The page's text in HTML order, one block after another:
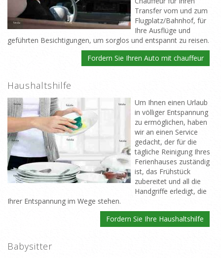
Transfer vom und zum
Flugplatz/Bahnhof, für
Ihre Ausflüge und
geführten Besichtigungen, um sorglos und entspannt zu reisen.
Fordern Sie Ihren Auto mit chauffeur
Haushaltshilfe
Um Ihnen einen Urlaub
in völliger Entspannung
zu ermöglichen, haben
wir an einen Service
gedacht, der für die
tägliche Reinigung Ihres
Ferienhauses zuständig
ist, das Frühstück
zubereitet und all die
Handgriffe erledigt, die
Ihrer Entspannung im Wege stehen.
Fordern Sie Ihre Haushaltshilfe
Babysitter